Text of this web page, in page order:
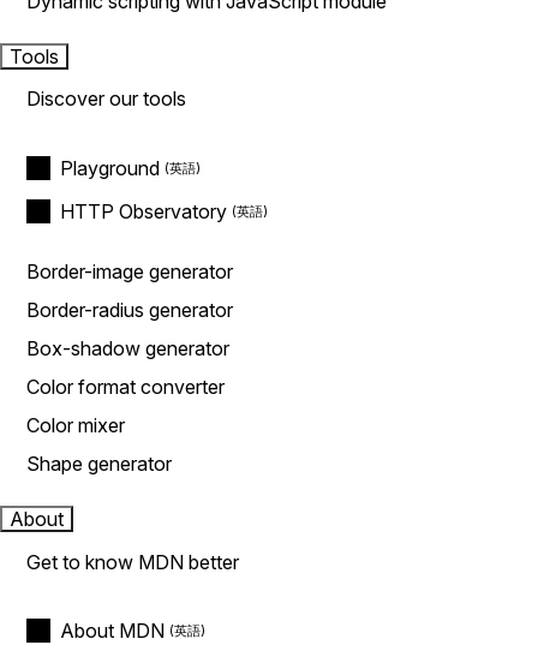
Tools
Discover our tools
Playground
HTTP Observatory
Border-image generator
Border-radius generator
Box-shadow generator
Color format converter
Color mixer
Shape generator
About
Get to know MDN better
About MDN